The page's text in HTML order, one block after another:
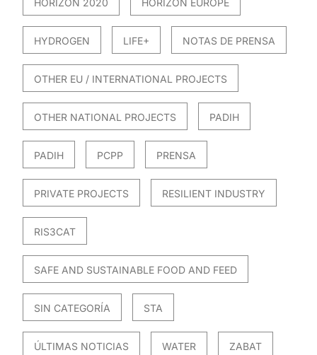
HORIZON 2020 HORIZON EUROPE
HYDROGEN LIFE+ NOTAS DE PRENSA
OTHER EU / INTERNATIONAL PROJECTS
OTHER NATIONAL PROJECTS PADIH
PADIH PCPP PRENSA
PRIVATE PROJECTS RESILIENT INDUSTRY
RIS3CAT
SAFE AND SUSTAINABLE FOOD AND FEED
SIN CATEGORÍA STA
ÚLTIMAS NOTICIAS WATER ZABAT